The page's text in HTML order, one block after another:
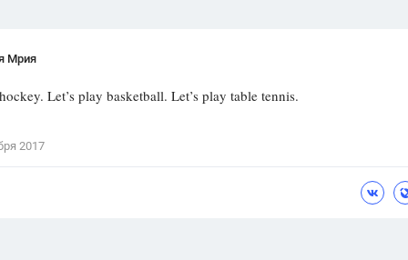
Мрия
Let’s play basketball. Let’s play table tennis.
2017